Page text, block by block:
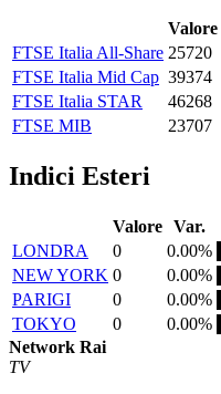
Valore
FTSE Italia All-Share 25720
FTSE Italia Mid Cap 39374
FTSE Italia STAR
46268
FTSE MIB
23707
Indici Esteri
Valore Var.
LONDRA
0
0.00%
NEW YORK 0
0.00%
PARIGI
0
0.00%
TOKYO
0
0.00%
Network Rai
TV